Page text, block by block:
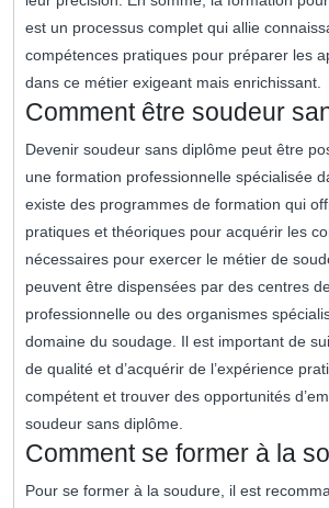
est un processus complet qui allie
compétences pratiques pour préparer les
dans ce métier exigeant mais enrichissant.
Comment être soudeur
Devenir soudeur sans diplôme peut être
une formation professionnelle spécialisée
existe des programmes de formation qui
pratiques et théoriques pour acquérir les
nécessaires pour exercer le métier de
peuvent être dispensées par des centres
professionnelle ou des organismes
domaine du soudage. Il est important de
de qualité et d’acquérir de l’expérience
compétent et trouver des opportunités
soudeur sans diplôme.
Comment se former à la
Pour se former à la soudure, il est